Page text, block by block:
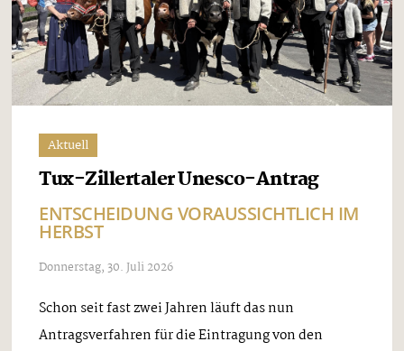
Aktuell
Tux-Zillertaler Unesco-Antrag
ENTSCHEIDUNG VORAUSSICHTLICH IM
HERBST
Donnerstag, 30. Juli 2026
Schon seit fast zwei Jahren läuft das nun
Antragsverfahren für die Eintragung von den